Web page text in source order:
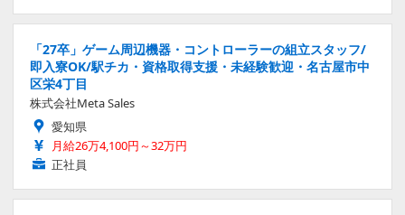
「27卒」ゲーム周辺機器・コントローラーの組立スタッフ/
即入寮OK/駅チカ・資格取得支援・未経験歓迎・名古屋市中
区栄4丁目
株式会社Meta Sales
愛知県
月給26万4,100円～32万円
正社員